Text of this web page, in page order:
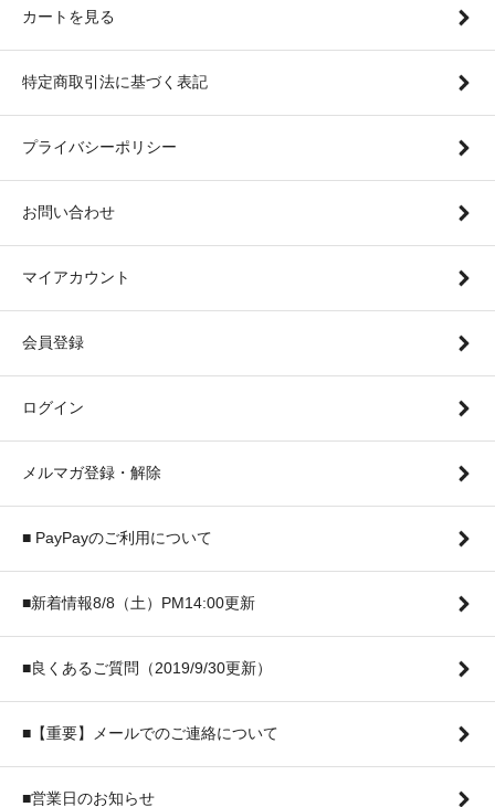
カートを見る
特定商取引法に基づく表記
プライバシーポリシー
お問い合わせ
マイアカウント
会員登録
ログイン
メルマガ登録・解除
■ PayPayのご利用について
■新着情報8/8（土）PM14:00更新
■良くあるご質問（2019/9/30更新）
■【重要】メールでのご連絡について
■営業日のお知らせ